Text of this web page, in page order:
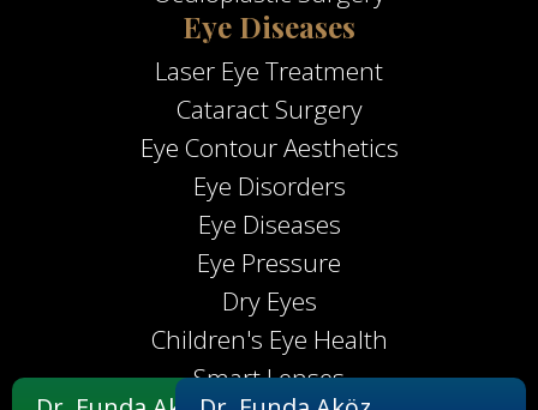
Eye Diseases
Laser Eye Treatment
Cataract Surgery
Eye Contour Aesthetics
Eye Disorders
Eye Diseases
Eye Pressure
Dry Eyes
Children's Eye Health
Smart Lenses